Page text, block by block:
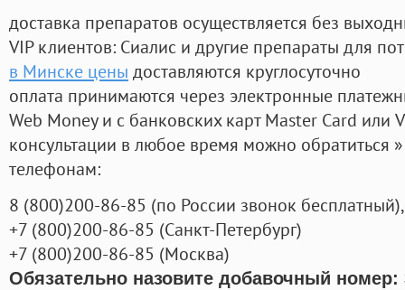
доставка препаратов осуществляется без
VIP клиентов: Сиалис и другие препараты для
в Минске цены доставляются круглосуточно
оплата принимаются через электронные
Web Money и с банковских карт Master Card или
консультации в любое время можно обратиться
телефонам:
8 (800)200-86-85 (по России звонок бесплатный),
+7 (800)200-86-85 (Санкт-Петербург)
+7 (800)200-86-85 (Москва)
Обязательно назовите добавочный номер: